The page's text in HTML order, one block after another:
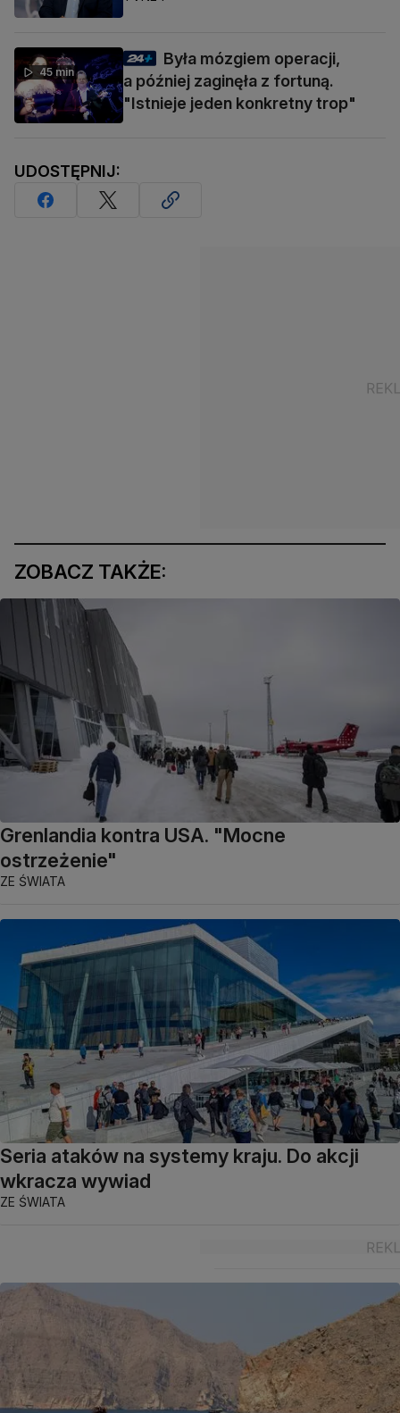
45 min
Była mózgiem operacji,
a później zaginęła z fortuną.
"Istnieje jeden konkretny trop"
UDOSTĘPNIJ:
ZOBACZ TAKŻE:
Grenlandia kontra USA. "Mocne
ostrzeżenie"
ZE ŚWIATA
Seria ataków na systemy kraju. Do akcji
wkracza wywiad
ZE ŚWIATA